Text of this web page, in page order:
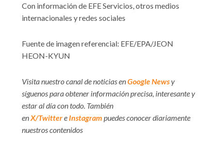
Con información de EFE Servicios, otros medios
internacionales y redes sociales
Fuente de imagen referencial: EFE/EPA/JEON
HEON-KYUN
Visita nuestro canal de noticias enGoogle Newsy
síguenos para obtener información precisa, interesante y
estar al día con todo. También
en X/Twittere Instagram puedes conocer diariamente
nuestros contenidos